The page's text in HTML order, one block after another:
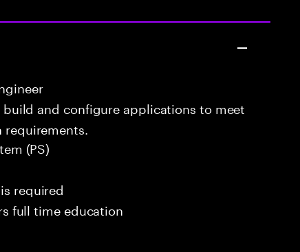
build and configure applications to meet
(PS)
required
full time education